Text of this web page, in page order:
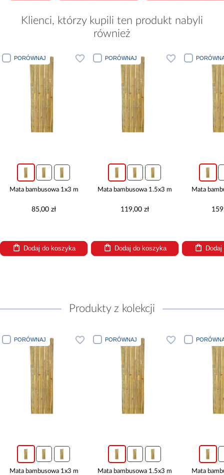
Klienci, którzy kupili ten produkt nabyli
również
PORÓWNAJ
Mata bambusowa 1x3 m
85,00 zł
Dodaj do koszyka
PORÓWNAJ
Mata bambusowa 1.5x3 m
119,00 zł
Dodaj do koszyka
Mata
Produkty z kolekcji
PORÓWNAJ
Mata bambusowa 1x3 m
PORÓWNAJ
Mata bambusowa 1.5x3 m Mata